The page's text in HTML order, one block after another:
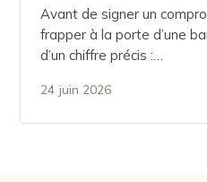
Avant de signer un
frapper à la porte d’une
d’un chiffre précis :…
24 juin 2026